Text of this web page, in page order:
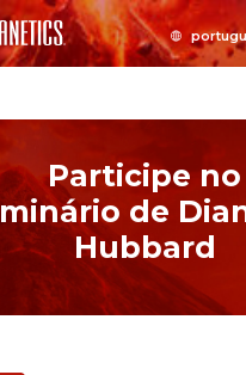
Participe no
de
Hubbard